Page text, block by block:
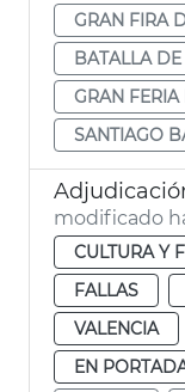
GRAN FIRA
BATALLA
GRAN
SANTIAGO
modificado
CULTURA Y
FALLAS
VALENCIA
EN